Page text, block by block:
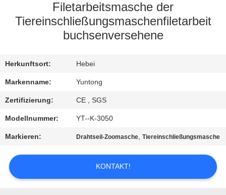
QUALITÄTSKONTROLLE
MIT
UNS
IN
VERBINDUNG
NACHRICHTEN
FORDERN
Filetarbeitsmasche der
Tiereinschließungsmaschenfiletarbeit
buchsenversehene
Herkunftsort: Hebei
Markenname: Yuntong
Zertifizierung: CE , SGS
Modellnummer: YT--K-3050
Markieren: Drahtseil-Zoomasche,Tiereinschließungsmasche
KONTAKT!